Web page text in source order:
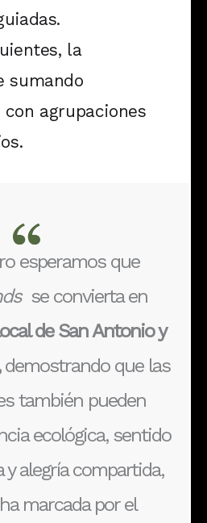
la
sumando
agrupaciones
esperamos que
se convierta en
de San Antonio y
demostrando que las
también pueden
ecológica, sentido
y alegría compartida,
marcada por el